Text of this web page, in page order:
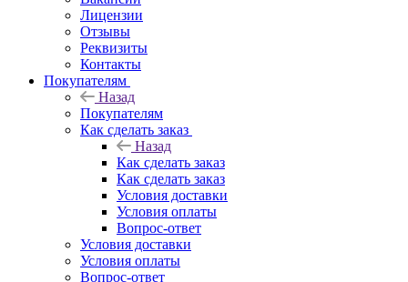
Лицензии
Отзывы
Реквизиты
Контакты
Покупателям
Назад
Покупателям
Как сделать заказ
Назад
Как сделать заказ
Как сделать заказ
Условия доставки
Условия оплаты
Вопрос-ответ
Условия доставки
Условия оплаты
Вопрос-ответ